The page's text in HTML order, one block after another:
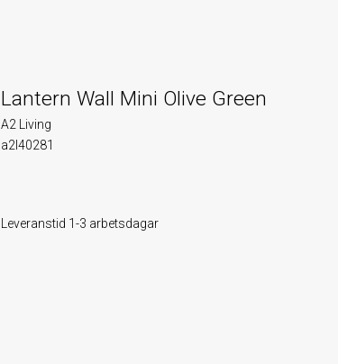
Lantern Wall Mini Olive Green
A2 Living
a2l40281
Leveranstid 1-3 arbetsdagar